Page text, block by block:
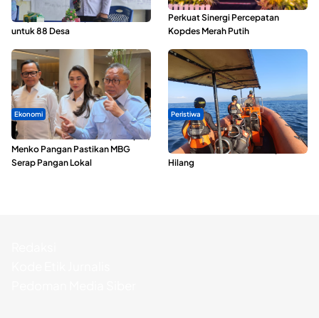
ABDESI Morotai Apresiasi
Penyaluran ADD Rp3,13 Miliar
untuk 88 Desa
Seminar di Ternate, Mendes
Perkuat Sinergi Percepatan
Kopdes Merah Putih
Ekonomi
SPPG di Maluku Utara Dipercepat,
Menko Pangan Pastikan MBG
Serap Pangan Lokal
Peristiwa
Dua Longboat Bertabrakan di
Perairan Taliabu, Satu Nelayan
Hilang